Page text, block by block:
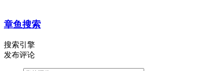
章鱼搜索
搜索引擎
发布评论